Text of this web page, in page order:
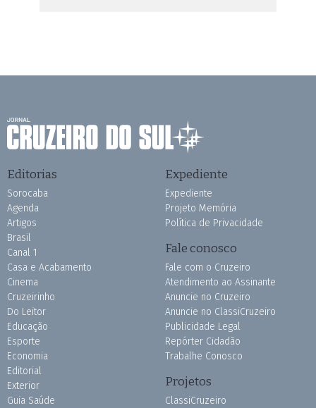
Editorias
Sorocaba
Agenda
Artigos
Brasil
Canal 1
Casa e Acabamento
Cinema
Cruzeirinho
Do Leitor
Educação
Esporte
Economia
Editorial
Exterior
Guia Saúde
Expediente
Expediente
Projeto Memória
Política de Privacidade
Fale conosco
Fale com o Cruzeiro
Atendimento ao Assinante
Anuncie no Cruzeiro
Anuncie no ClassiCruzeiro
Publicidade Legal
Repórter Cidadão
Trabalhe Conosco
Projetos
ClassiCruzeiro